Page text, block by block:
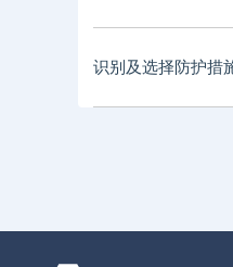
识别及选择防护措